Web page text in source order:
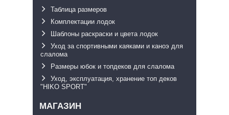
Таблица размеров
Комплектации лодок
Шаблоны раскраски и цвета лодок
Уход за спортивными каяками и каноэ для
слалома
Размеры юбок и топдеков для слалома
Уход, эксплуатация, хранение топ деков
"HIKO SPORT"
МАГАЗИН